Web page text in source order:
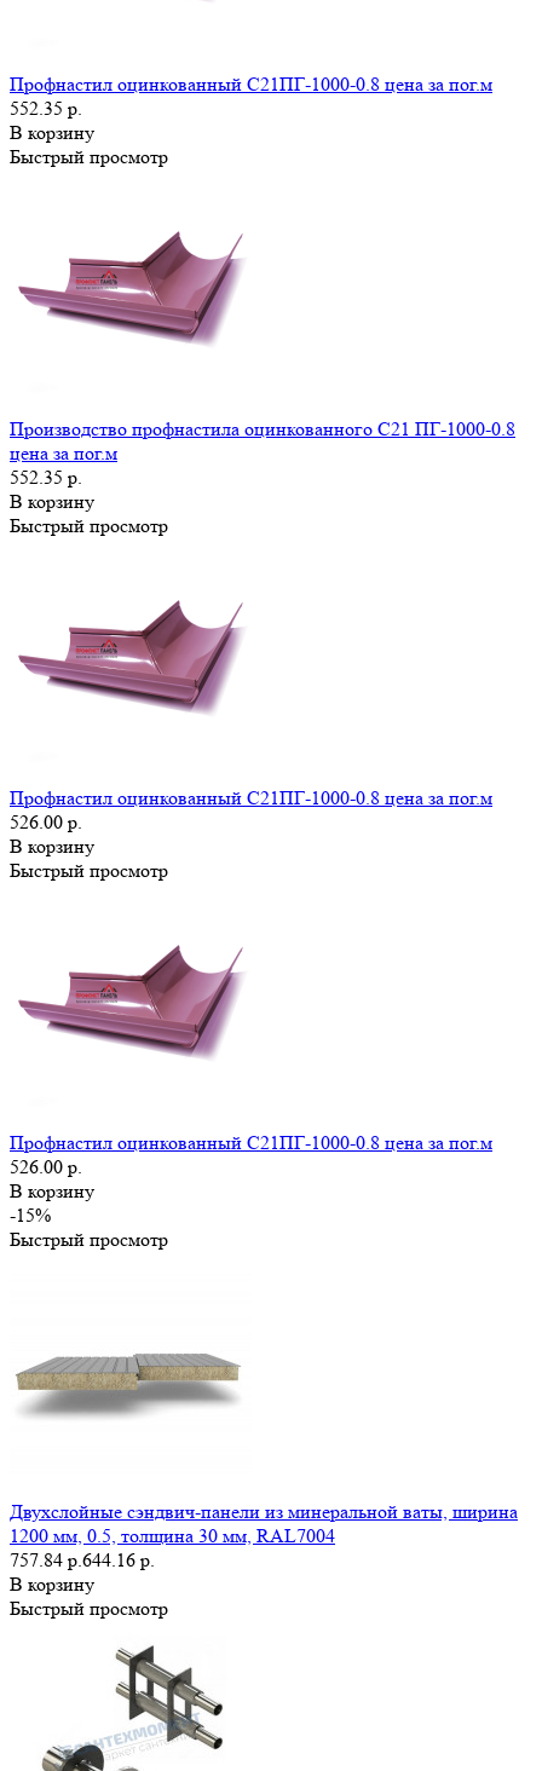
Профнастил оцинкованный С21ПГ-1000-0.8 цена за пог.м
552.35 р.
В корзину
Быстрый просмотр
Производство профнастила оцинкованного С21 ПГ-1000-0.8
цена за пог.м
552.35 р.
В корзину
Быстрый просмотр
Профнастил оцинкованный С21ПГ-1000-0.8 цена за пог.м
526.00 р.
В корзину
Быстрый просмотр
Профнастил оцинкованный С21ПГ-1000-0.8 цена за пог.м
526.00 р.
В корзину
-15%
Быстрый просмотр
Двухслойные сэндвич-панели из минеральной ваты, ширина
1200 мм, 0.5, толщина 30 мм, RAL7004
757.84 р.644.16 р.
В корзину
Быстрый просмотр